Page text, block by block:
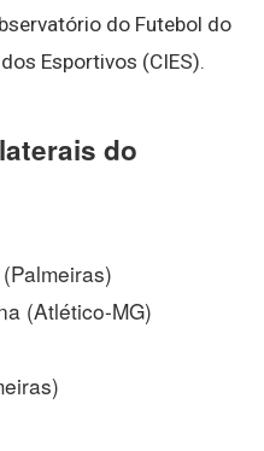
do Futebol do
Esportivos (CIES).
do
(Atlético-MG)